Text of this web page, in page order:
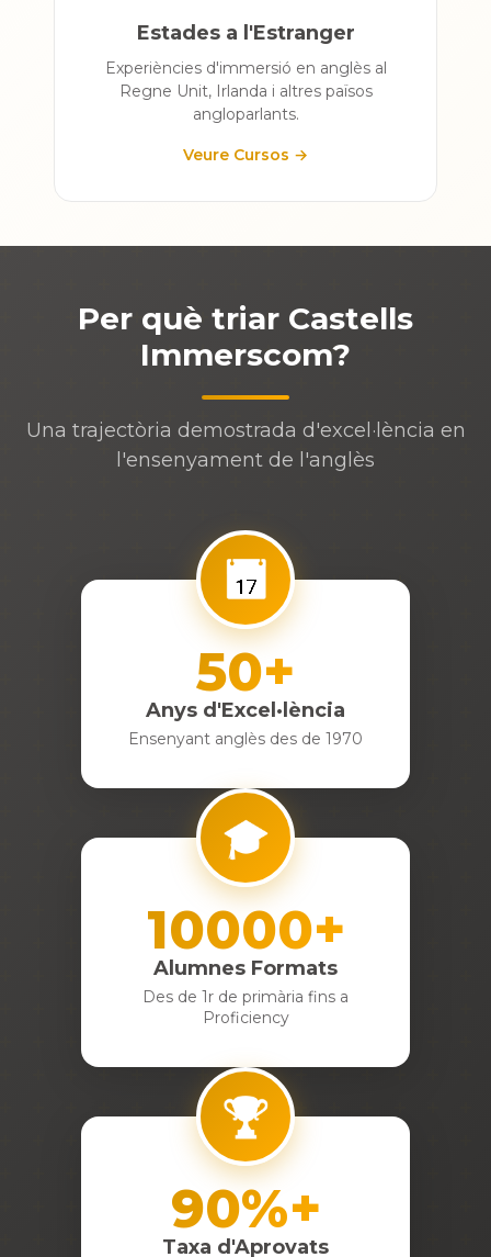
Estades a l'Estranger
Experiències d'immersió en anglès al
Regne Unit, Irlanda i altres països
angloparlants.
Veure Cursos →
Per què triar Castells
Immerscom?
Una trajectòria demostrada d'excel·lència en
l'ensenyament de l'anglès
📅
50+
Anys d'Excel·lència
Ensenyant anglès des de 1970
🎓
10000+
Alumnes Formats
Des de 1r de primària fins a
Proficiency
🏆
90%+
Taxa d'Aprovats